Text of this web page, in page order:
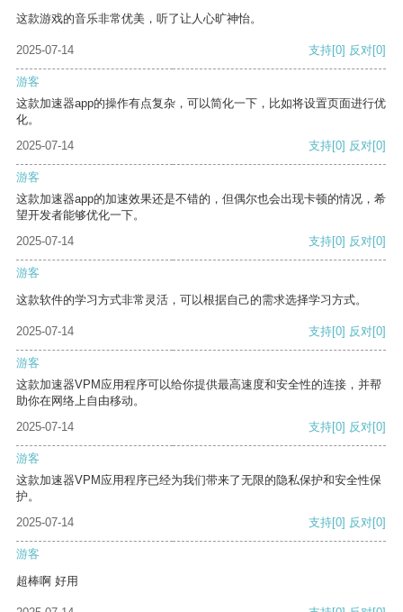
这款游戏的音乐非常优美，听了让人心旷神怡。
2025-07-14 支持[0] 反对[0]
游客
这款加速器app的操作有点复杂，可以简化一下，比如将设置页面进行优
化。
2025-07-14
支持[0] 反对[0]
游客
这款加速器app的加速效果还是不错的，但偶尔也会出现卡顿的情况，希
望开发者能够优化一下。
2025-07-14
支持[0] 反对[0]
游客
这款软件的学习方式非常灵活，可以根据自己的需求选择学习方式。
2025-07-14 支持[0] 反对[0]
游客
这款加速器VPM应用程序可以给你提供最高速度和安全性的连接，并帮
助你在网络上自由移动。
2025-07-14
支持[0] 反对[0]
游客
这款加速器VPM应用程序已经为我们带来了无限的隐私保护和安全性保
护。
2025-07-14
支持[0] 反对[0]
游客
超棒啊 好用